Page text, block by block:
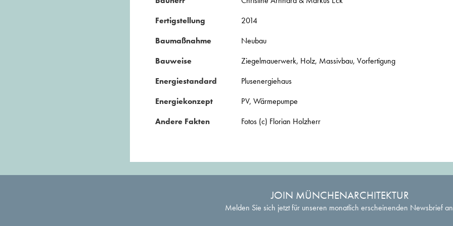
Fertigstellung
2014
Baumaßnahme
Neubau
Bauweise
Ziegelmauerwerk, Holz, Massivbau, Vorfertigung
Energiestandard
Plusenergiehaus
Energiekonzept
PV, Wärmepumpe
Andere Fakten
Fotos (c) Florian Holzherr
JOIN MÜNCHENARCHITEKTUR
Melden Sie sich jetzt für unseren monatlich erscheinenden Newsbrief